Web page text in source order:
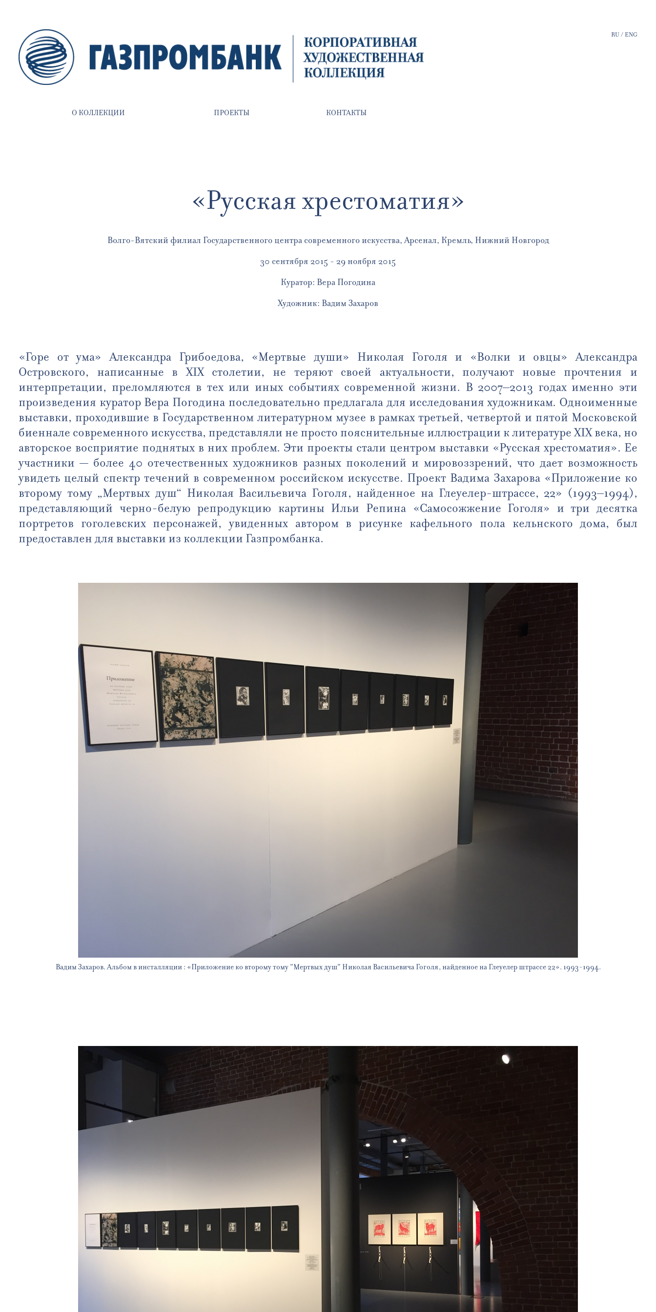
RU/ ENG
О КОЛЛЕКЦИИ ПРОЕКТЫ КОНТАКТЫ
«Русская хрестоматия»
Волго-Вятский филиал Государственного центра современного искусства, Арсенал, Кремль, Нижний Новгород
30 сентября 2015 - 29 ноября 2015
Куратор: Вера Погодина
Художник: Вадим Захаров
«Горе от ума» Александра Грибоедова, «Мертвые души» Николая Гоголя и «Волки и овцы» Александра
Островского, написанные в XIX столетии, не теряют своей актуальности, получают новые прочтения и
интерпретации, преломляются в тех или иных событиях современной жизни. В 2007–2013 годах именно эти
произведения куратор Вера Погодина последовательно предлагала для исследования художникам. Одноименные
выставки, проходившие в Государственном литературном музее в рамках третьей, четвертой и пятой Московской
биеннале современного искусства, представляли не просто пояснительные иллюстрации к литературе XIX века, но
авторское восприятие поднятых в них проблем. Эти проекты стали центром выставки «Русская хрестоматия». Ее
участники — более 40 отечественных художников разных поколений и мировоззрений, что дает возможность
увидеть целый спектр течений в современном российском искусстве. Проект Вадима Захарова «Приложение ко
второму тому „Мертвых душ“ Николая Васильевича Гоголя, найденное на Глеуелер-штрассе, 22» (1993–1994),
представляющий черно-белую репродукцию картины Ильи Репина «Самосожжение Гоголя» и три десятка
портретов гоголевских персонажей, увиденных автором в рисунке кафельного пола кельнского дома, был
предоставлен для выставки из коллекции Газпромбанка.
Вадим Захаров. Альбом в инсталляции : «Приложение ко второму тому "Мертвых душ" Николая Васильевича Гоголя, найденное на Глеуелер штрассе 22». 1993-1994.